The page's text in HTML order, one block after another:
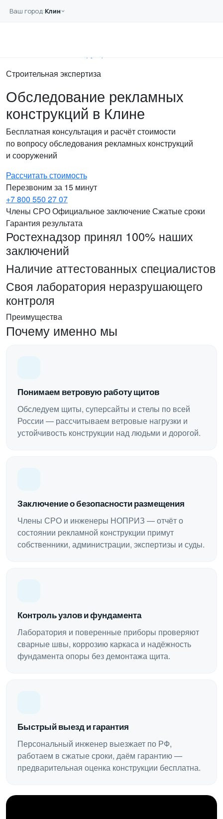
Ваш город:Клин
Главная
Строительная экспертиза
Обследование рекламных
конструкций в Клине
Бесплатная консультация и расчёт стоимости
по вопросу обследования рекламных конструкций
и сооружений
Рассчитать стоимость
Перезвоним за 15 минут
+7 800 550 27 07
Члены СРООфициальное заключениеСжатые сроки
Гарантия результата
Ростехнадзор принял 100% наших
заключений
Наличие аттестованных специалистов
Своя лаборатория неразрушающего
контроля
Преимущества
Почему именно мы
Понимаем ветровую работу щитов
Обследуем щиты, суперсайты и стелы по всей
России — рассчитываем ветровые нагрузки и
устойчивость конструкции над людьми и дорогой.
Заключение о безопасности размещения
Члены СРО и инженеры НОПРИЗ — отчёт о
состоянии рекламной конструкции примут
собственники, администрации, экспертизы и суды.
Контроль узлов и фундамента
Лаборатория и поверенные приборы проверяют
сварные швы, коррозию каркаса и надёжность
фундамента опоры без демонтажа щита.
Быстрый выезд и гарантия
Персональный инженер выезжает по РФ,
работаем в сжатые сроки, даём гарантию —
предварительная оценка конструкции бесплатна.